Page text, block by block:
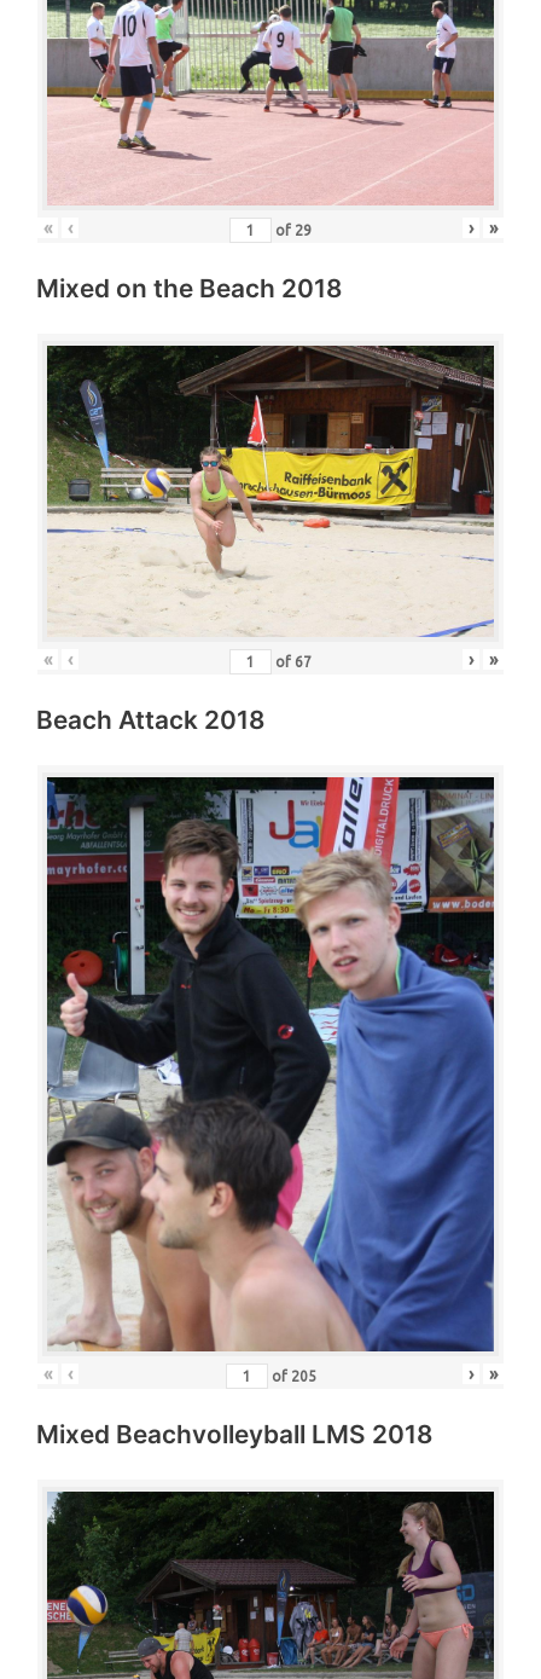
« ‹ of 29 › »
Mixed on the Beach 2018
« ‹ of 67 › »
Beach Attack 2018
« ‹ of 205 › »
Mixed Beachvolleyball LMS 2018